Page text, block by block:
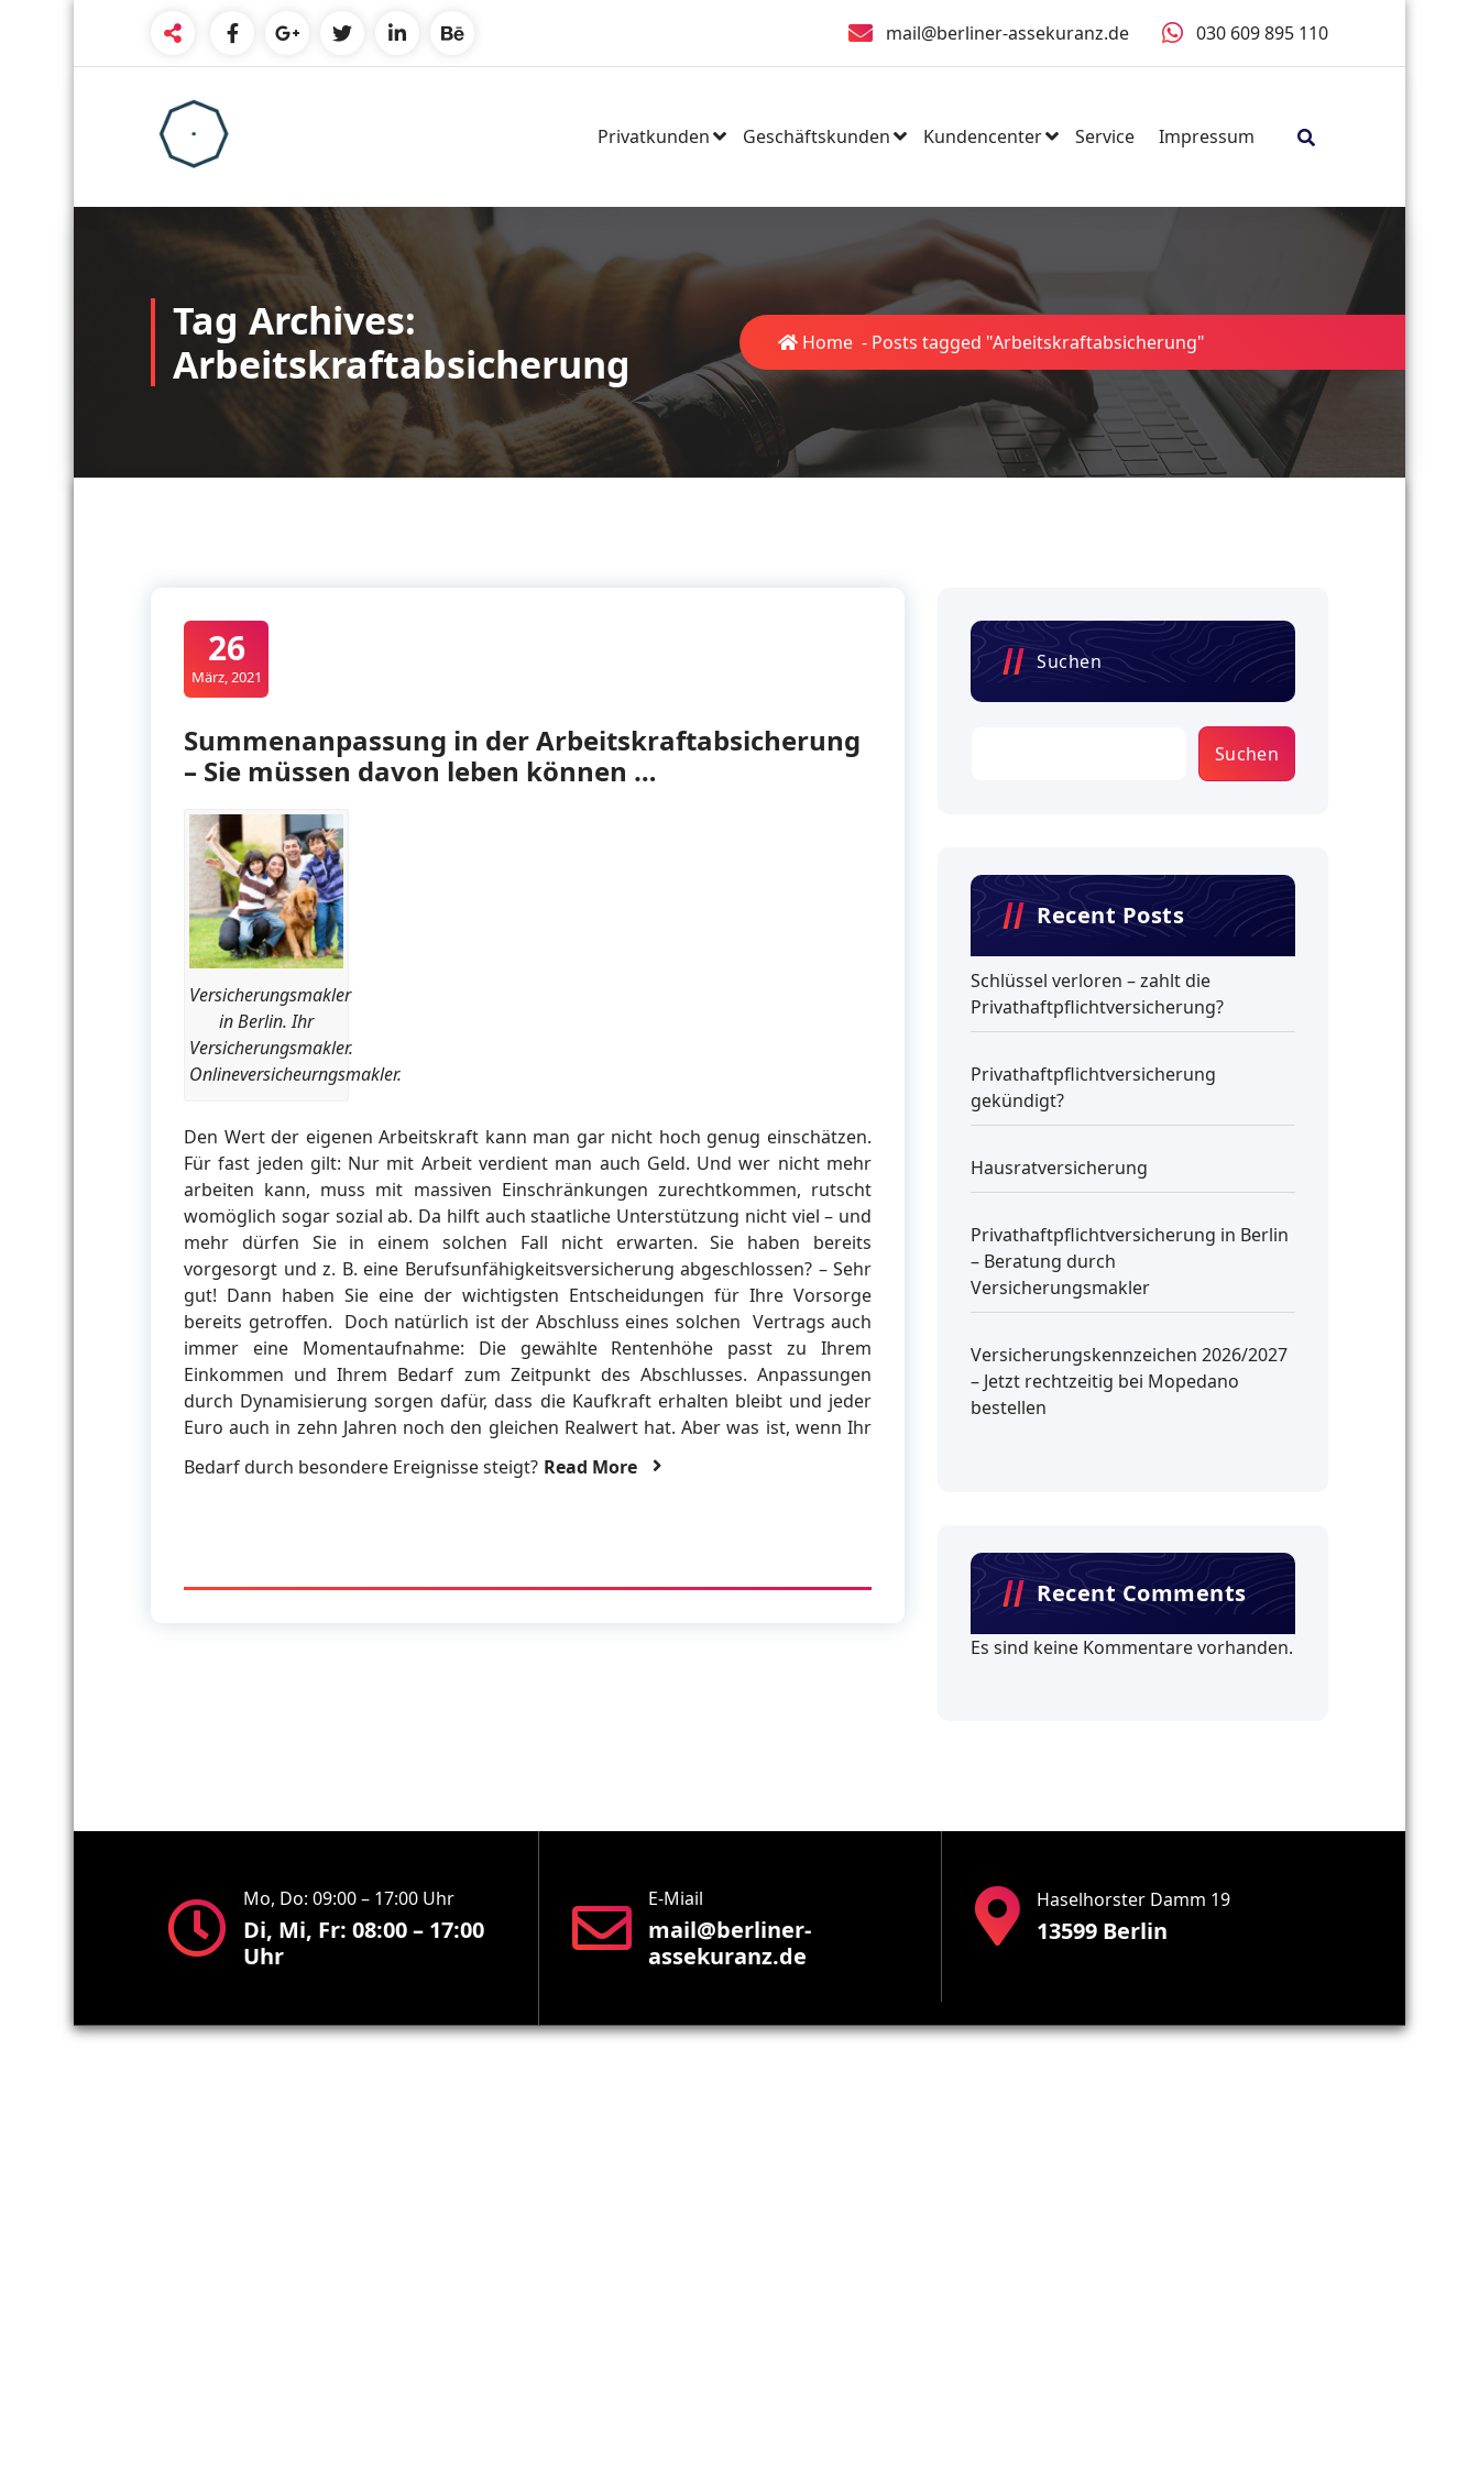
content
mail@berliner-assekuranz.de 030 609 895 110
Privatkunden Geschäftskunden Kundencenter Service Impressum
Tag Archives:
Arbeitskraftabsicherung
Home - Posts tagged "Arbeitskraftabsicherung"
26
März, 2021
Summenanpassung in der Arbeitskraftabsicherung
– Sie müssen davon leben können …
Versicherungsmakler
in Berlin. Ihr
Versicherungsmakler.
Onlineversicheurngsmakler.
Den Wert der eigenen Arbeitskraft kann man gar nicht hoch genug einschätzen.
Für fast jeden gilt: Nur mit Arbeit verdient man auch Geld. Und wer nicht mehr
arbeiten kann, muss mit massiven Einschränkungen zurechtkommen, rutscht
womöglich sogar sozial ab. Da hilft auch staatliche Unterstützung nicht viel – und
mehr dürfen Sie in einem solchen Fall nicht erwarten. Sie haben bereits
vorgesorgt und z. B. eine Berufsunfähigkeitsversicherung abgeschlossen? – Sehr
gut! Dann haben Sie eine der wichtigsten Entscheidungen für Ihre Vorsorge
bereits getroffen. Doch natürlich ist der Abschluss eines solchen Vertrags auch
immer eine Momentaufnahme: Die gewählte Rentenhöhe passt zu Ihrem
Einkommen und Ihrem Bedarf zum Zeitpunkt des Abschlusses. Anpassungen
durch Dynamisierung sorgen dafür, dass die Kaufkraft erhalten bleibt und jeder
Euro auch in zehn Jahren noch den gleichen Realwert hat. Aber was ist, wenn Ihr
Bedarf durch besondere Ereignisse steigt? Read More
Suchen
Suchen
Recent Posts
Schlüssel verloren – zahlt die
Privathaftpflichtversicherung?
Privathaftpflichtversicherung
gekündigt?
Hausratversicherung
Privathaftpflichtversicherung in Berlin
– Beratung durch
Versicherungsmakler
Versicherungskennzeichen 2026/2027
– Jetzt rechtzeitig bei Mopedano
bestellen
Recent Comments
Es sind keine Kommentare vorhanden.
Mo, Do: 09:00 – 17:00 Uhr
Di, Mi, Fr: 08:00 – 17:00
Uhr
E-Miail
mail@berliner-
assekuranz.de
Haselhorster Damm 19
13599 Berlin